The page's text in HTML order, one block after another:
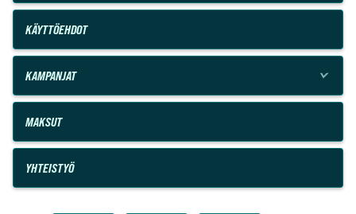
KÄYTTÖEHDOT
KAMPANJAT
MAKSUT
YHTEISTYÖ